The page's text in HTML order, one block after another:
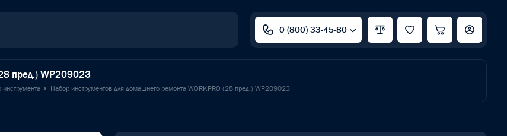
0 (800) 33-45-80
пред.) WP209023
Набор инструментов для домашнего ремонта WORKPRO (28 пред.) WP209023